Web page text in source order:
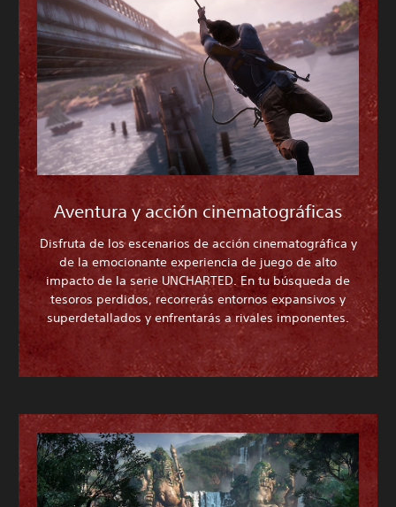
Aventura y acción cinematográficas
Disfruta de los escenarios de acción cinematográfica y
de la emocionante experiencia de juego de alto
impacto de la serie UNCHARTED. En tu búsqueda de
tesoros perdidos, recorrerás entornos expansivos y
superdetallados y enfrentarás a rivales imponentes.